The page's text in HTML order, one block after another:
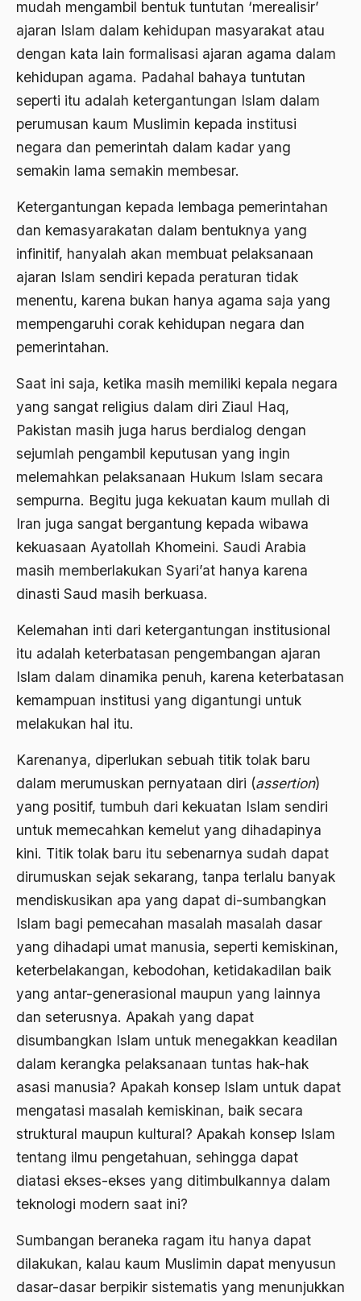
mudah mengambil bentuk tuntutan ‘merealisir’
ajaran Islam dalam kehidupan masyarakat atau
dengan kata lain formalisasi ajaran agama dalam
kehidupan agama. Padahal bahaya tuntutan
seperti itu adalah ketergantungan Islam dalam
perumusan kaum Muslimin kepada institusi
negara dan pemerintah dalam kadar yang
semakin lama semakin membesar.
Ketergantungan kepada lembaga pemerintahan
dan kemasyarakatan dalam bentuknya yang
infinitif, hanyalah akan membuat pelaksanaan
ajaran Islam sendiri kepada peraturan tidak
menentu, karena bukan hanya agama saja yang
mempengaruhi corak kehidupan negara dan
pemerintahan.
Saat ini saja, ketika masih memiliki kepala negara
yang sangat religius dalam diri Ziaul Haq,
Pakistan masih juga harus berdialog dengan
sejumlah pengambil keputusan yang ingin
melemahkan pelaksanaan Hukum Islam secara
sempurna. Begitu juga kekuatan kaum mullah di
Iran juga sangat bergantung kepada wibawa
kekuasaan Ayatollah Khomeini. Saudi Arabia
masih memberlakukan Syari’at hanya karena
dinasti Saud masih berkuasa.
Kelemahan inti dari ketergantungan institusional
itu adalah keterbatasan pengembangan ajaran
Islam dalam dinamika penuh, karena keterbatasan
kemampuan institusi yang digantungi untuk
melakukan hal itu.
Karenanya, diperlukan sebuah titik tolak baru
dalam merumuskan pernyataan diri (assertion)
yang positif, tumbuh dari kekuatan Islam sendiri
untuk memecahkan kemelut yang dihadapinya
kini. Titik tolak baru itu sebenarnya sudah dapat
dirumuskan sejak sekarang, tanpa terlalu banyak
mendiskusikan apa yang dapat di-sumbangkan
Islam bagi pemecahan masalah masalah dasar
yang dihadapi umat manusia, seperti kemiskinan,
keterbelakangan, kebodohan, ketidakadilan baik
yang antar-generasional maupun yang lainnya
dan seterusnya. Apakah yang dapat
disumbangkan Islam untuk menegakkan keadilan
dalam kerangka pelaksanaan tuntas hak-hak
asasi manusia? Apakah konsep Islam untuk dapat
mengatasi masalah kemiskinan, baik secara
struktural maupun kultural? Apakah konsep Islam
tentang ilmu pengetahuan, sehingga dapat
diatasi ekses-ekses yang ditimbulkannya dalam
teknologi modern saat ini?
Sumbangan beraneka ragam itu hanya dapat
dilakukan, kalau kaum Muslimin dapat menyusun
dasar-dasar berpikir sistematis yang menunjukkan
ALmanak
Alternatif Moral
Alternatif Nilai
Alternatif Politis
Alumni Sayid Al-Maliki
Alvin W. Gouldner
Amangkurat
Amar Ma'ruf Nahi Munkar
ambisi politik
Ambivalen
ambon
amerika latin
amerika serikat
Amien Rais
Amin Iskandar
Amir Syakib Arsalan
Amirn Rais
Anak ibrahim
Andi Mallarangeng
Andre Gide
Angkatan Laut AS
Ansor
Antarumat Beragama
Anti Kekerasan
Anti-Kekerasan
António de Oliveira Salazar
Antonio Gramsci
Antony Van Leeuwenhoek
antropologi
antroposentrisme
Anwar Ibrahim
Anwar Sadat
apa yang kau cari palupi
APEC
Apel Akbar NU